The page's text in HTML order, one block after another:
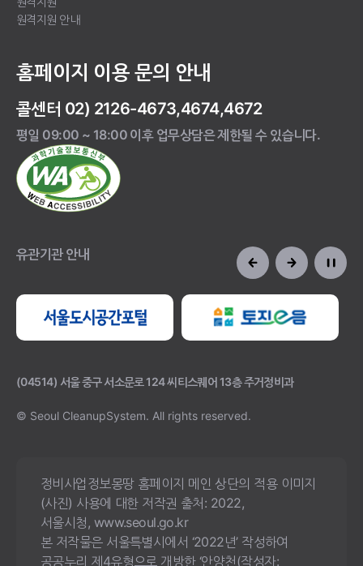
원격지원 안내
홈페이지 이용 문의 안내
콜센터 02) 2126-4673,4674,4672
평일 09:00 ~ 18:00 이후 업무상담은 제한될 수 있습니다.
유관기관 안내
(04514) 서울 중구 서소문로 124 씨티스퀘어 13층 주거정비과
© Seoul CleanupSystem. All rights reserved.
정비사업정보몽땅 홈페이지 메인 상단의 적용 이미지
(사진) 사용에 대한 저작권 출처: 2022,
서울시청, www.seoul.go.kr
본 저작물은 서울특별시에서 ‘2022년’ 작성하여
공공누리 제4유형으로 개방한 ‘안양천(작성자: